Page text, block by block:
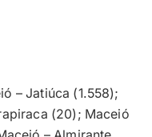
– Jatiúca (1.558);
(20); Maceió